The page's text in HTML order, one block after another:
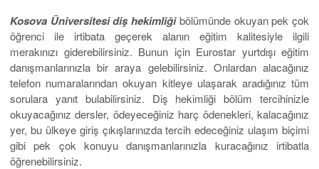
Kosova Üniversitesi diş hekimliğibölümünde okuyan pek çok
öğrenci ile irtibata geçerek alanın eğitim kalitesiyle ilgili
merakınızı giderebilirsiniz. Bunun için Eurostar yurtdışı eğitim
danışmanlarınızla bir araya gelebilirsiniz. Onlardan alacağınız
telefon numaralarından okuyan kitleye ulaşarak aradığınız tüm
sorulara yanıt bulabilirsiniz. Diş hekimliği bölüm tercihinizle
okuyacağınız dersler, ödeyeceğiniz harç ödenekleri, kalacağınız
yer, bu ülkeye giriş çıkışlarınızda tercih edeceğiniz ulaşım biçimi
gibi pek çok konuyu danışmanlarınızla kuracağınız irtibatla
öğrenebilirsiniz.